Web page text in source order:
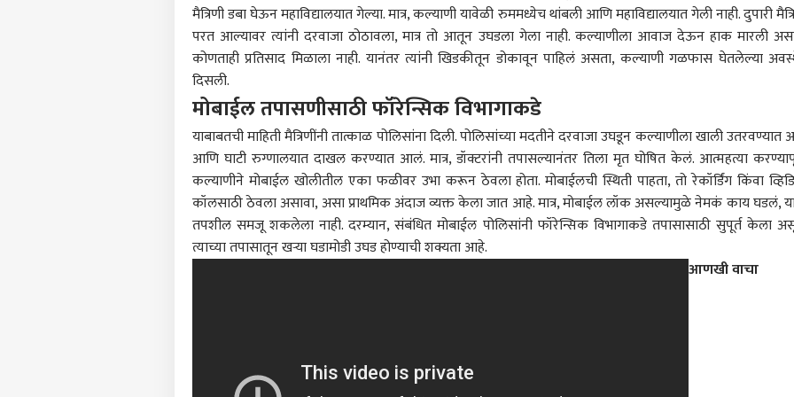
मैत्रिणी डबा घेऊन महाविद्यालयात गेल्या. मात्र, कल्याणी यावेळी रुममध्येच थांबली आणि महाविद्यालयात गेली नाही. दुपारी
परत आल्यावर त्यांनी दरवाजा ठोठावला, मात्र तो आतून उघडला गेला नाही. कल्याणीला आवाज देऊन हाक मारली
कोणताही प्रतिसाद मिळाला नाही. यानंतर त्यांनी खिडकीतून डोकावून पाहिलं असता, कल्याणी गळफास घेतलेल्या
दिसली.
मोबाईल तपासणीसाठी फॉरेन्सिक विभागाकडे
याबाबतची माहिती मैत्रिणींनी तात्काळ पोलिसांना दिली. पोलिसांच्या मदतीने दरवाजा उघडून कल्याणीला खाली
आणि घाटी रुग्णालयात दाखल करण्यात आलं. मात्र, डॉक्टरांनी तपासल्यानंतर तिला मृत घोषित केलं. आत्महत्या
कल्याणीने मोबाईल खोलीतील एका फळीवर उभा करून ठेवला होता. मोबाईलची स्थिती पाहता, तो रेकॉर्डिंग किंवा
कॉलसाठी ठेवला असावा, असा प्राथमिक अंदाज व्यक्त केला जात आहे. मात्र, मोबाईल लॉक असल्यामुळे नेमकं काय घडलं,
तपशील समजू शकलेला नाही. दरम्यान, संबंधित मोबाईल पोलिसांनी फॉरेन्सिक विभागाकडे तपासासाठी सुपूर्त केला
त्याच्या तपासातून खऱ्या घडामोडी उघड होण्याची शक्यता आहे.
आणखी वाचा
हॅलो गेस्ट
आमच्यासोबत जाहिरात करा
आमच्याबद्दल
पर्सनल कॉर्नर
टॉप आर्टिकल टॉप रील्स
बीड
दखल, अंबाजोगाईत चायनीज
सेंटरवर एफडीएची धडक
पुणे